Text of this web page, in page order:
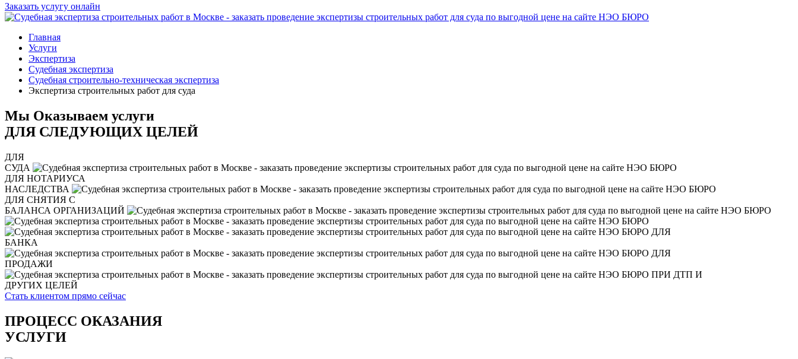
Заказать услугу онлайн
Главная
Услуги
Экспертиза
Судебная экспертиза
Судебная строительно-техническая экспертиза
Экспертиза строительных работ для суда
Мы Оказываем услуги
ДЛЯ СЛЕДУЮЩИХ ЦЕЛЕЙ
ДЛЯ
СУДА
ДЛЯ НОТАРИУСА
НАСЛЕДСТВА
ДЛЯ СНЯТИЯ С
БАЛАНСА ОРГАНИЗАЦИЙ
ДЛЯ
БАНКА
ДЛЯ
ПРОДАЖИ
ПРИ ДТП И
ДРУГИХ ЦЕЛЕЙ
Стать клиентом прямо сейчас
ПРОЦЕСС ОКАЗАНИЯ
УСЛУГИ